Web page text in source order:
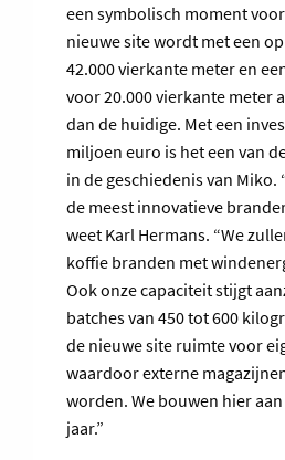
een symbolisch moment
nieuwe site wordt met een
42.000 vierkante meter en
voor 20.000 vierkante meter
dan de huidige. Met een
miljoen euro is het een van
in de geschiedenis van Miko.
de meest innovatieve
weet Karl Hermans. “We
koffie branden met
Ook onze capaciteit stijgt
batches van 450 tot 600
de nieuwe site ruimte voor
waardoor externe
worden. We bouwen hier
jaar.”